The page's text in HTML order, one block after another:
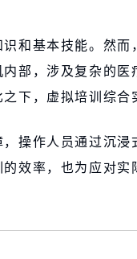
和基本技能。然
部，涉及复杂的
下，虚拟培训综合
操作人员通过沉浸
效率，也为应对